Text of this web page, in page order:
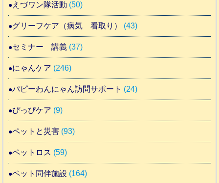
えづワン隊活動 (50)
グリーフケア（病気 看取り） (43)
セミナー 講義 (37)
にゃんケア (246)
パピーわんにゃん訪問サポート (24)
ぴっぴケア (9)
ペットと災害 (93)
ペットロス (59)
ペット同伴施設 (164)